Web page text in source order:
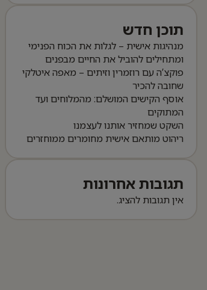
תוכן חדש
מנהיגות אישית – לגלות את הכוח הפנימי
ומתחילים להוביל את החיים מבפנים
פוקצ’ה עם רוזמרין וזיתים – מאפה איטלקי
שחובה להכיר
אוסף הקישים המושלם: מהמלוחים ועד
המתוקים
השקט שמחזיר אותנו לעצמנו
ריהוט מותאם אישית מחומרים ממוחזרים
תגובות אחרונות
אין תגובות להציג.